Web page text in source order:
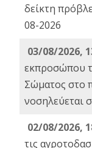
δείκτη
08-2026
03/08/2026,
εκπροσώπου
Σώματος στο
νοσηλεύεται
02/08/2026,
τις